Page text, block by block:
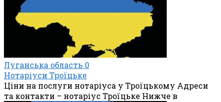
Луганська область 0
Нотаріуси Троїцьке
Ціни на послуги нотаріуса у Троїцькому Адреси
та контакти – нотаріус Троїцьке Нижче в